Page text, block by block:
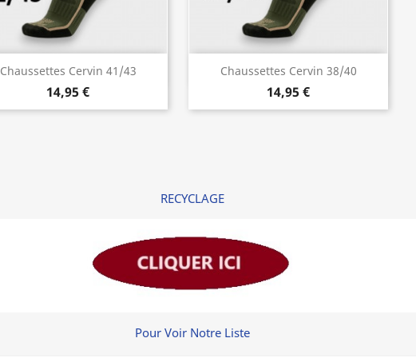
Chaussettes Cervin 41/43
14,95 €
Aperçu rapide Chaussettes Cervin 38/40
14,95 €
Aperçu rapide
RECYCLAGE
Pour Voir Notre Liste